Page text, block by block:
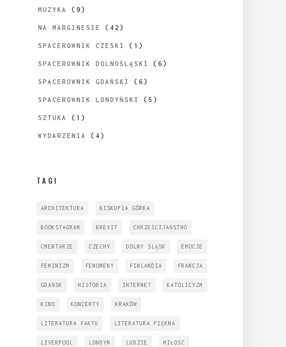
MUZYKA (9)
NA MARGINESIE (42)
SPACEROWNIK CZESKI (1)
SPACEROWNIK DOLNOŚLĄSKI (6)
SPACEROWNIK GDAŃSKI (6)
SPACEROWNIK LONDYŃSKI (5)
SZTUKA (1)
WYDARZENIA (4)
TAGI
ARCHITEKTURA BISKUPIA GÓRKA
BOOKSTAGRAM BREXIT CHRZEŚCIJAŃSTWO
CMENTARZE CZECHY DOLNY ŚLĄSK EMOCJE
FEMINIZM FENOMENY FINLANDIA FRANCJA
GDAŃSK HISTORIA INTERNET KATOLICYZM
KINO KONCERTY KRAKÓW
LITERATURA FAKTU LITERATURA PIĘKNA
LIVERPOOL LONDYN LUDZIE MIŁOŚĆ